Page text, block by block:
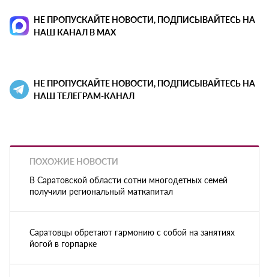
НЕ ПРОПУСКАЙТЕ НОВОСТИ, ПОДПИСЫВАЙТЕСЬ НА
НАШ КАНАЛ В MAX
НЕ ПРОПУСКАЙТЕ НОВОСТИ, ПОДПИСЫВАЙТЕСЬ НА
НАШ ТЕЛЕГРАМ-КАНАЛ
ПОХОЖИЕ НОВОСТИ
В Саратовской области сотни многодетных семей
получили региональный маткапитал
Саратовцы обретают гармонию с собой на занятиях
йогой в горпарке